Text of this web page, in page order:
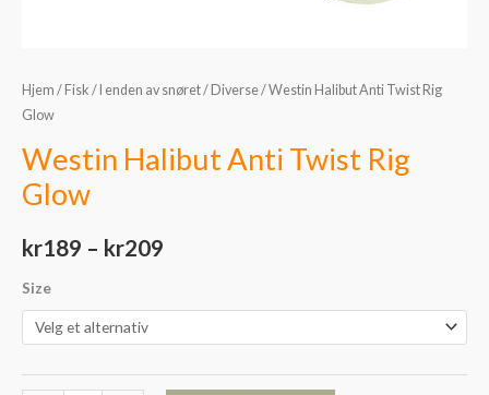
Hjem / Fisk / I enden av snøret/ Diverse/ Westin Halibut Anti Twist Rig
Glow
Westin Halibut Anti Twist Rig
Glow
kr189 – kr209
Size